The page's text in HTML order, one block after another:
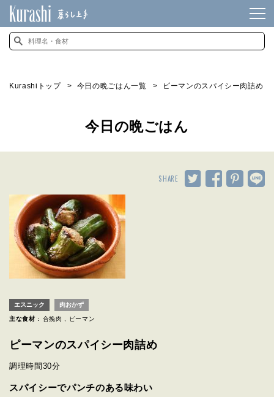
Kurashiトップ 今日の晩ごはん一覧 ピーマンのスパイシー肉詰め
今日の晩ごはん
SHARE
エスニック 肉おかず
主な食材 : 合挽肉 ピーマン
ピーマンのスパイシー肉詰め
調理時間 30分
スパイシーでパンチのある味わい